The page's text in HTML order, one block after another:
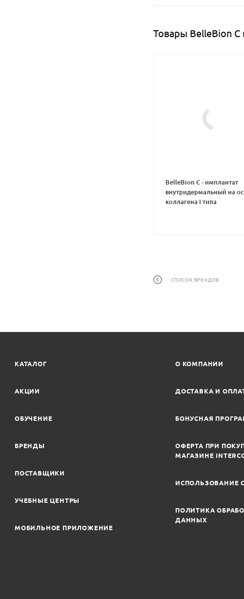
Товары BelleBion
BelleBion C - имплантат
внутридермальный на
коллагена I типа
СПИСОК БРЕНДОВ
КАТАЛОГ
АКЦИИ
ОБУЧЕНИЕ
БРЕНДЫ
ПОСТАВЩИКИ
УЧЕБНЫЕ ЦЕНТРЫ
МОБИЛЬНОЕ ПРИЛОЖЕНИЕ
О КОМПАНИИ
ДОСТАВКА И
БОНУСНАЯ
ОФЕРТА ПРИ
МАГАЗИНЕ
ИСПОЛЬЗОВАНИЕ
ПОЛИТИКА
ДАННЫХ